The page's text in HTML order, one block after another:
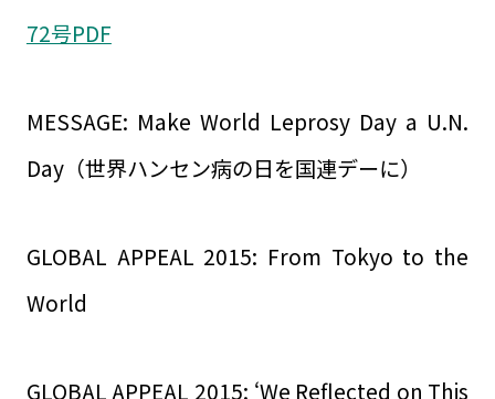
72号PDF
MESSAGE: Make World Leprosy Day a U.N.
Day（世界ハンセン病の日を国連デーに）
GLOBAL APPEAL 2015: From Tokyo to the
World
GLOBAL APPEAL 2015: ‘We Reflected on This